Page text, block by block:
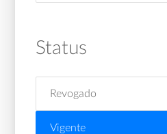
Status
Revogado
Vigente